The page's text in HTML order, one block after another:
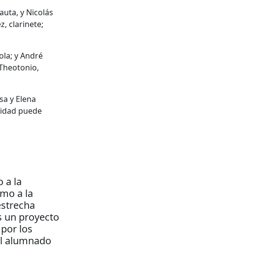
y Nicolás
clarinete;
y André
y Elena
puede
a la
a la
un proyecto
los
alumnado